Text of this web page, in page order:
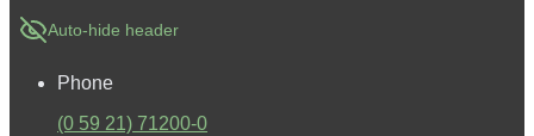
Auto-hide header
Phone
(0 59 21) 71200-0